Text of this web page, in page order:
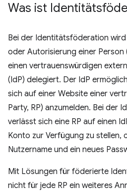
Was ist
Bei der Identitätsföderation
oder Autorisierung einer
einen vertrauenswürdigen
(IdP) delegiert. Der IdP
sich auf einer Website einer
Party, RP) anzumelden. Bei der
verlässt sich eine RP auf einen
Konto zur Verfügung zu stellen,
Nutzername und ein neues
Mit Lösungen für föderierte
nicht für jede RP ein weiteres